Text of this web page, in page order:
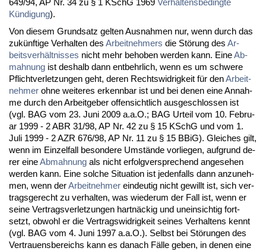
649/94, AP Nr. 34 zu § 1 KSchG 1969 Ver­hal­tens­be­ding­te
Kündi­gung).
Von die­sem Grund­satz gel­ten Aus­nah­men nur, wenn durch das
zukünf­ti­ge Ver­hal­ten des Ar­beit­neh­mers die Störung des Ar­
beits­verhält­nis­ses nicht mehr be­ho­ben wer­den kann. Ei­neAb­
mah­nung ist des­halb dann ent­behr­lich, wenn es um schwe­re
Pflicht­ver­let­zun­gen geht, de­ren Rechts­wid­rig­keit für denAr­beit­
neh­mer oh­ne wei­te­res er­kenn­bar ist und bei de­nen ei­ne An­nah­
me durch den Ar­beit­ge­ber of­fen­sicht­lich aus­ge­schlos­sen ist
(vgl. BAG vom 23. Ju­ni 2009 a.a.O.; BAG Ur­teil vom 10. Fe­bru­
ar 1999 - 2 ABR 31/98, AP Nr. 42 zu § 15 KSchG und vom 1.
Ju­li 1999 - 2 AZR 676/98, AP Nr. 11 zu § 15 BBiG). Glei­ches gilt,
wenn im Ein­zel­fall be­son­de­re Umstände vor­lie­gen, auf­grund de­
rer ei­neAb­mah­nung als nicht er­folg­ver­spre­chend an­ge­se­hen
wer­den kann. Ei­ne sol­che Si­tua­ti­on ist je­den­falls dann an­zu­neh­
men, wenn derAr­beit­neh­mer ein­deu­tig nicht ge­willt ist, sich ver­
trags­ge­recht zu ver­hal­ten, was wie­der­um der Fall ist, wenn er
sei­ne Ver­trags­ver­let­zun­gen hartnäckig und un­ein­sich­tig fort­
setzt, ob­wohl er die Ver­trags­wid­rig­keit sei­nes Ver­hal­tens kennt
(vgl. BAG vom 4. Ju­ni 1997 a.a.O.). Selbst bei Störun­gen des
Ver­trau­ens­be­reichs kann es da­nach Fälle ge­ben, in de­nen ei­ne